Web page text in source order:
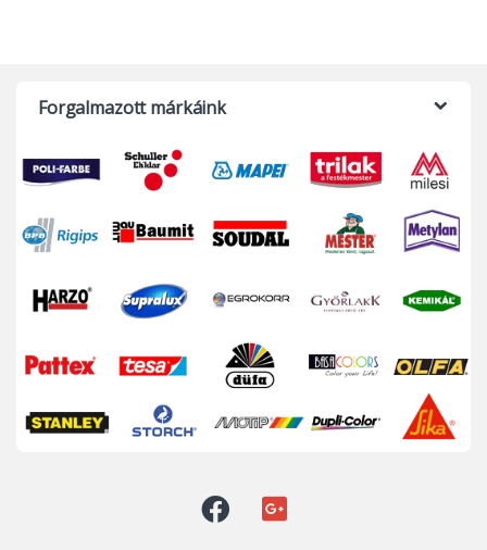
Forgalmazott márkáink